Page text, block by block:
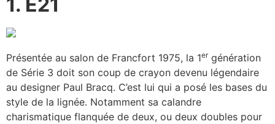
1. E21
Présentée au salon de Francfort 1975, la 1ergénération
de Série 3 doit son coup de crayon devenu légendaire
au designer Paul Bracq. C’est lui qui a posé les bases du
style de la lignée. Notamment sa calandre
charismatique flanquée de deux, ou deux doubles pour